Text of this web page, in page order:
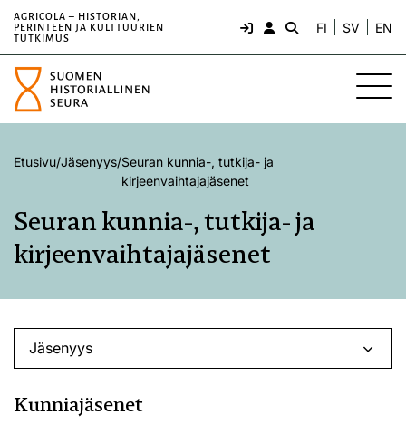
AGRICOLA – HISTORIAN,
PERINTEEN JA KULTTUURIEN
TUTKIMUS
FI SV EN
Etusivu/Jäsenyys/Seuran kunnia-, tutkija- ja
kirjeenvaihtajajäsenet
Seuran kunnia-, tutkija- ja
kirjeenvaihtajajäsenet
Jäsenyys
Kunniajäsenet